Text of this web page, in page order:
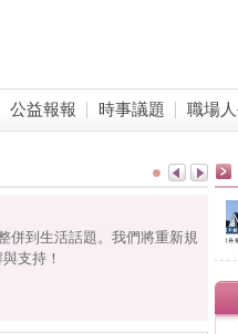
公益報報 時事議題 職場
併到生活話題。我們將重新規
支持！